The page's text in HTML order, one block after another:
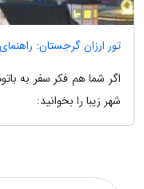
تور ارزان گرجستان:
اگر شما هم فکر سفر به
شهر زیبا را بخوانید: